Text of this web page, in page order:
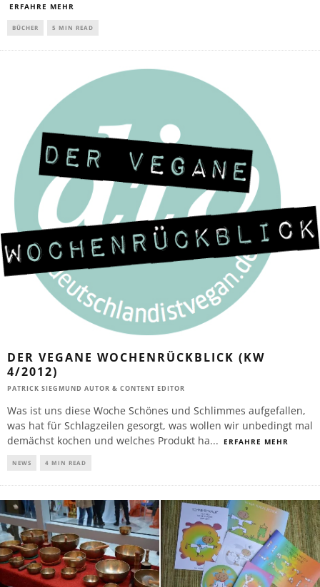
ERFAHRE MEHR
BÜCHER 5 MIN READ
DER VEGANE WOCHENRÜCKBLICK (KW
4/2012)
PATRICK SIEGMUND AUTOR & CONTENT EDITOR
Was ist uns diese Woche Schönes und Schlimmes aufgefallen,
was hat für Schlagzeilen gesorgt, was wollen wir unbedingt mal
demächst kochen und welches Produkt ha... ERFAHRE MEHR
NEWS 4 MIN READ